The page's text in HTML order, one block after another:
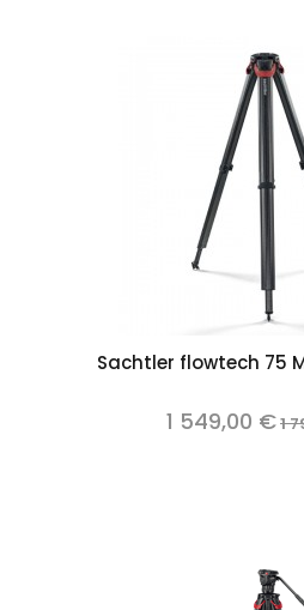
Sachtler flowtech 75
1 549,00 €1